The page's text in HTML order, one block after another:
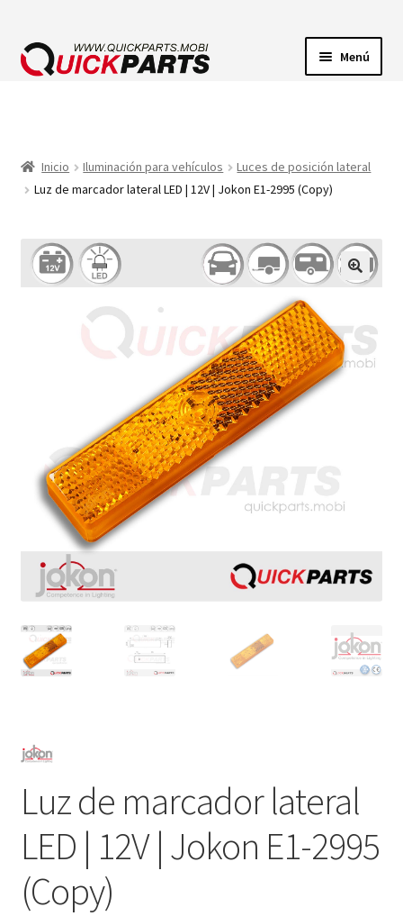
Menú
CLAXONES
Inicio Iluminación para vehículos
Luces de posición lateral
Luz de marcador lateral LED | 12V | Jokon E1-2995 (Copy)
Luz de marcador lateral
LED | 12V | Jokon E1-2995
(Copy)